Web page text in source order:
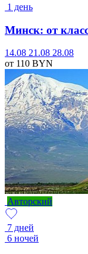
1 день
Минск: от
14.08 21.08 28.08
от 110 BYN
Авторский
7 дней
6 ночей